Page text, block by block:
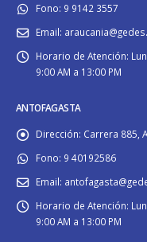
Fono: 9 9142 3557
Email:
Horario de Atención:
9:00 AM a 13:00 PM
ANTOFAGASTA
Dirección: Carrera 885,
Fono: 9 40192586
Email:
Horario de Atención:
9:00 AM a 13:00 PM